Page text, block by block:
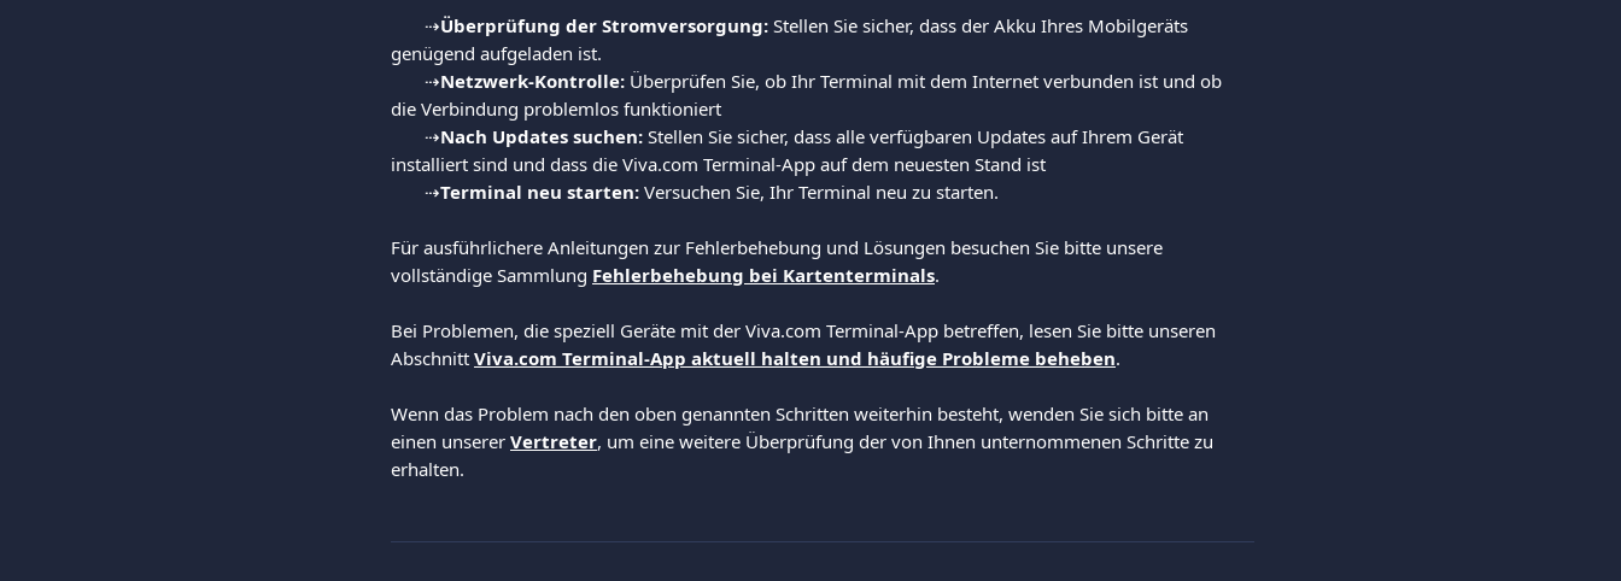
       ⇢
Überprüfung der Stromversorgung: Stellen Sie sicher, dass der Akku Ihres Mobilgeräts
genügend aufgeladen ist.
       ⇢
Netzwerk-Kontrolle: Überprüfen Sie, ob Ihr Terminal mit dem Internet verbunden ist und ob
die Verbindung problemlos funktioniert
       ⇢
Nach Updates suchen: Stellen Sie sicher, dass alle verfügbaren Updates auf Ihrem Gerät
installiert sind und dass die Viva.com Terminal-App auf dem neuesten Stand ist
       ⇢
Terminal neu starten: Versuchen Sie, Ihr Terminal neu zu starten.
Für ausführlichere Anleitungen zur Fehlerbehebung und Lösungen besuchen Sie bitte unsere
vollständige Sammlung Fehlerbehebung bei Kartenterminals.
Bei Problemen, die speziell Geräte mit der Viva.com Terminal-App betreffen, lesen Sie bitte unseren
Abschnitt Viva.com Terminal-App aktuell halten und häufige Probleme beheben.
Wenn das Problem nach den oben genannten Schritten weiterhin besteht, wenden Sie sich bitte an
einen unserer Vertreter, um eine weitere Überprüfung der von Ihnen unternommenen Schritte zu
erhalten.